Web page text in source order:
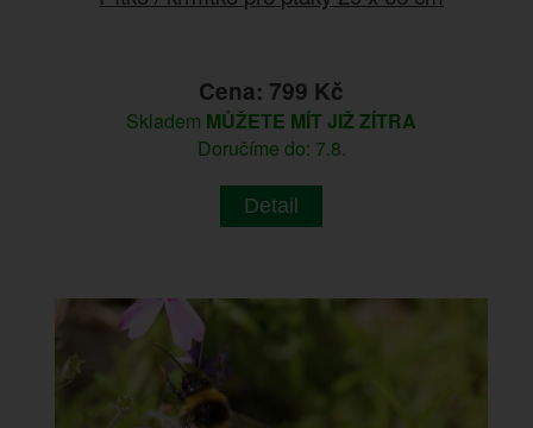
Cena: 799 Kč
Skladem MŮŽETE MÍT JIŽ ZÍTRA
Doručíme do: 7.8.
Detail